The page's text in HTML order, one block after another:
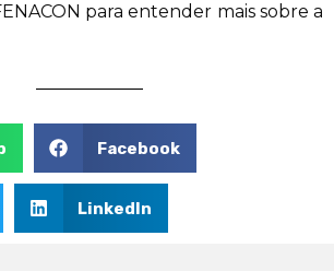
para entender mais sobre a
Facebook
LinkedIn